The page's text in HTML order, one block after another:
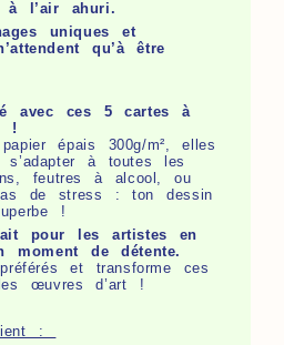
à l’air ahuri.
uniques et
qu’à être
avec ces 5 cartes à
!
épais 300g/m², elles
à toutes les
feutres à alcool, ou
de stress : ton dessin
!
pour les artistes en
moment de détente.
et transforme ces
œuvres d’art !
: